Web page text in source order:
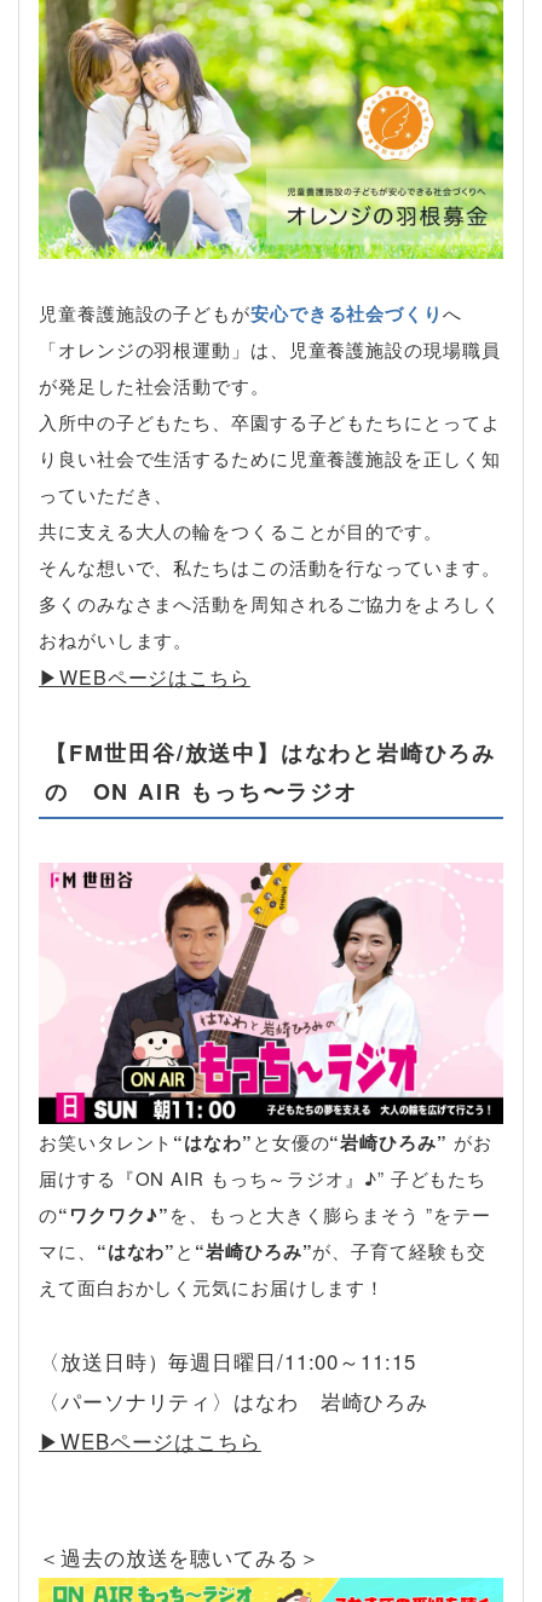
児童養護施設の子どもが安心できる社会づくりへ
「オレンジの羽根運動」は、児童養護施設の現場職員
が発足した社会活動です。
入所中の子どもたち、卒園する子どもたちにとってよ
り良い社会で生活するために児童養護施設を正しく知
っていただき、
共に支える大人の輪をつくることが目的です。
そんな想いで、私たちはこの活動を行なっています。
多くのみなさまへ活動を周知されるご協力をよろしく
おねがいします。
▶︎WEBページはこちら
【FM世田谷/放送中】はなわと岩崎ひろみ
の ON AIR もっち〜ラジオ
お笑いタレント “はなわ”と女優の“岩崎ひろみ” がお
届けする『ON AIR もっち～ラジオ』♪” 子どもたち
の“ワクワク♪”を、もっと大きく膨らまそう ”をテー
マに、 “はなわ”と “岩崎ひろみ”が、子育て経験も交
えて面白おかしく元気にお届けします！
〈放送日時）毎週日曜日/11:00～11:15
〈パーソナリティ〉はなわ 岩崎ひろみ
▶︎WEBページはこちら
＜過去の放送を聴いてみる＞